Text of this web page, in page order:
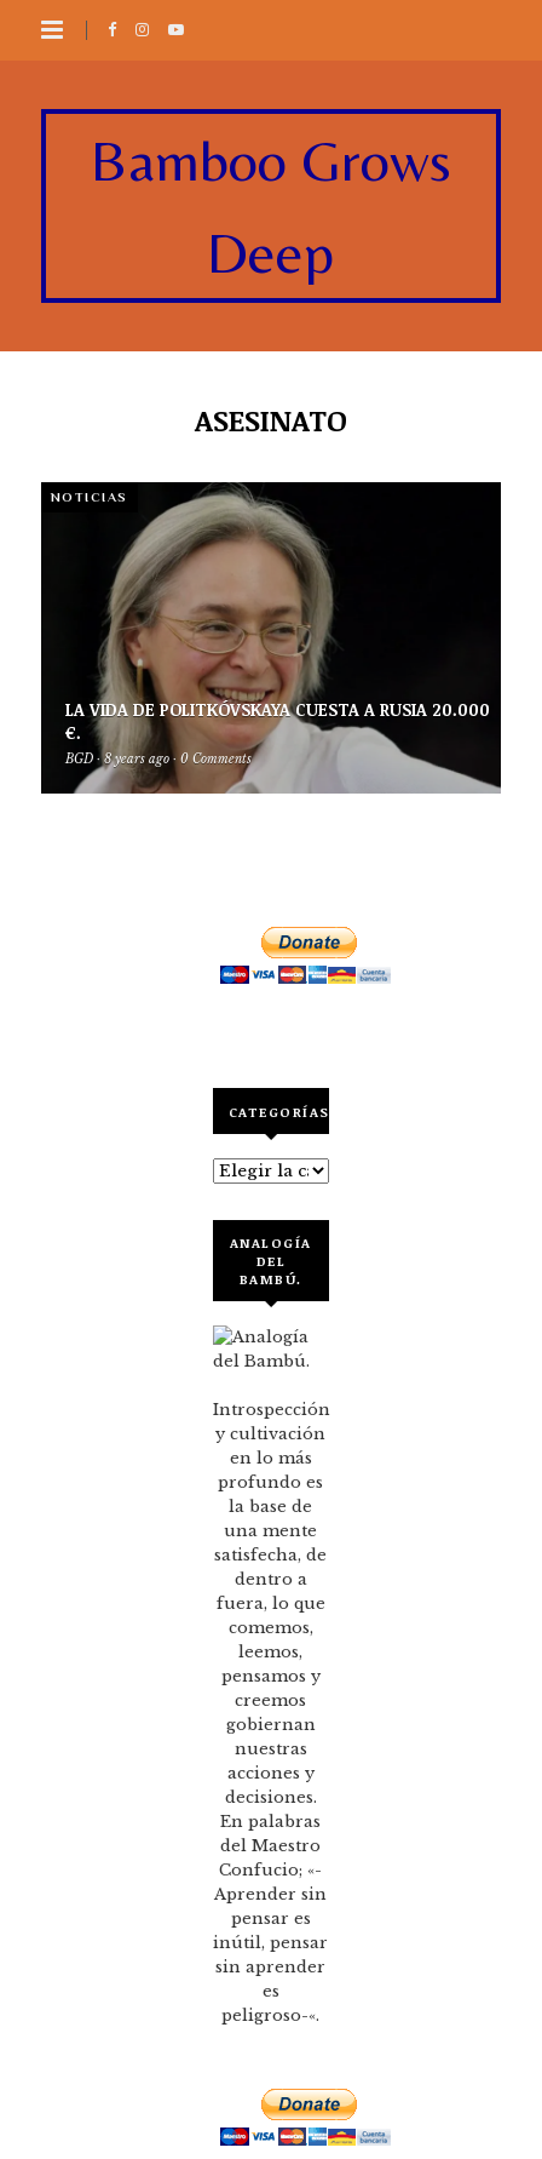
Bamboo Grows
Deep
ASESINATO
NOTICIAS
LA VIDA DE POLITKÓVSKAYA CUESTA A RUSIA 20.000
€.
BGD · 8 years ago · 0 Comments
CATEGORÍAS
Categorías
ANALOGÍA
DEL
BAMBÚ.
Introspección
y cultivación
en lo más
profundo es
la base de
una mente
satisfecha, de
dentro a
fuera, lo que
comemos,
leemos,
pensamos y
creemos
gobiernan
nuestras
acciones y
decisiones.
En palabras
del Maestro
Confucio; «-
Aprender sin
pensar es
inútil, pensar
sin aprender
es
peligroso-«.